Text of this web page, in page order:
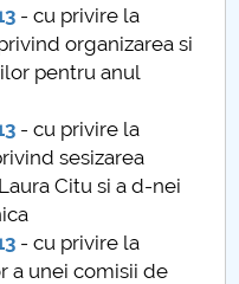
- cu privire la
organizarea si
pentru anul
- cu privire la
sesizarea
Citu si a d-nei
- cu privire la
a unei comisii de